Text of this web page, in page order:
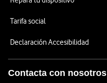
Tarifa social
Declaración Accesibilidad
Contacta con nosotros